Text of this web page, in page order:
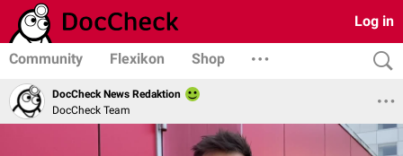
Log in
Community Flexikon Shop
DocCheck News Redaktion
DocCheck Team